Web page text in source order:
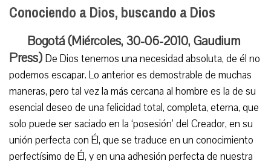
Conociendo a Dios, buscando a Dios
Bogotá (Miércoles, 30-06-2010, Gaudium
Press) De Dios tenemos una necesidad absoluta, de él no
podemos escapar. Lo anterior es demostrable de muchas
maneras, pero tal vez la más cercana al hombre es la de su
esencial deseo de una felicidad total, completa, eterna, que
solo puede ser saciado en la ‘posesión’ del Creador, en su
unión perfecta con Él, que se traduce en un conocimiento
perfectísimo de Él, y en una adhesión perfecta de nuestra